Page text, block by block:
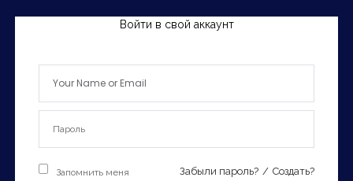
Войти в свой аккаунт
Запомнить меня Создать?
/
Забыли пароль?